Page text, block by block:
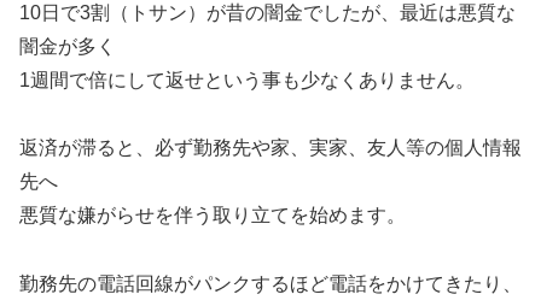
10日で3割（トサン）が昔の闇金でしたが、最近は悪質な
闇金が多く
1週間で倍にして返せという事も少なくありません。
返済が滞ると、必ず勤務先や家、実家、友人等の個人情報
先へ
悪質な嫌がらせを伴う取り立てを始めます。
勤務先の電話回線がパンクするほど電話をかけてきたり、